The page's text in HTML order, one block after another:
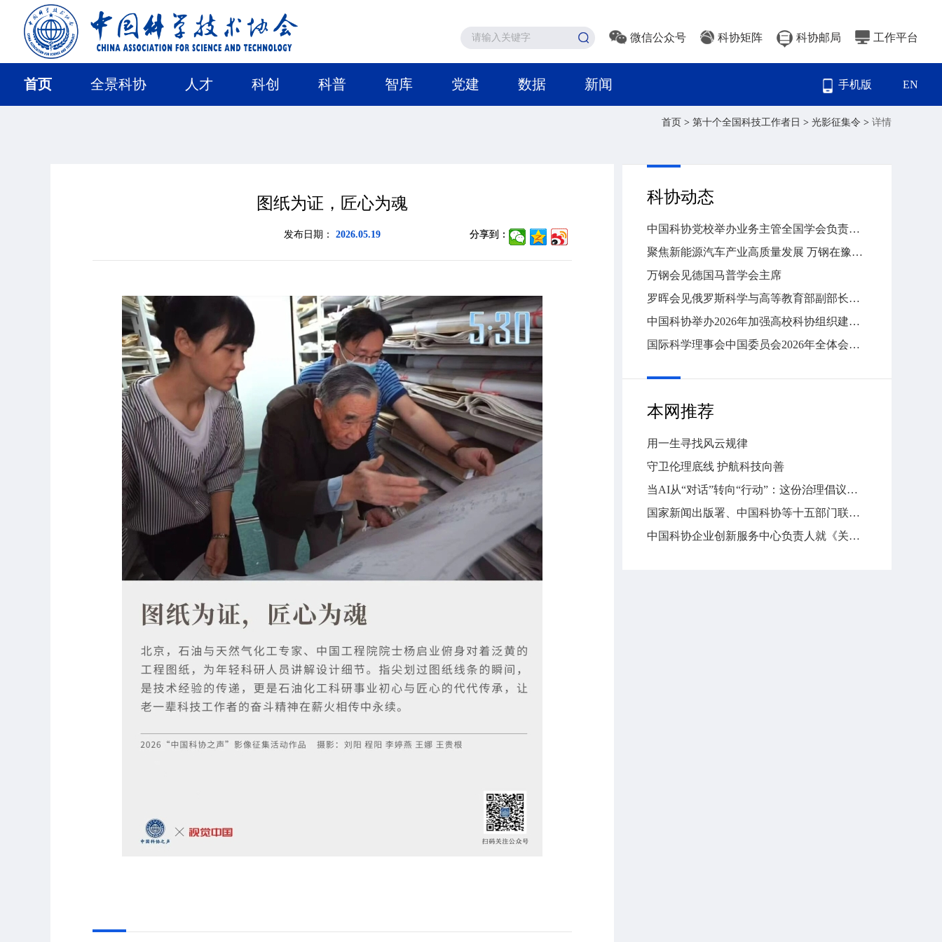
微信公众号 科协矩阵 科协邮局 工作平台
手机版 EN
首页 全景科协 人才 科创 科普 智库 党建 数据 新闻
首页 > 第十个全国科技工作者日 > 光影征集令 > 详情
图纸为证，匠心为魂
发布日期： 2026.05.19 分享到：
科协动态
中国科协党校举办业务主管全国学会负责人专题研讨班
聚焦新能源汽车产业高质量发展 万钢在豫作专题报告
万钢会见德国马普学会主席
罗晖会见俄罗斯科学与高等教育部副部长康斯坦丁·伊里奇·莫吉列夫斯基
中国科协举办2026年加强高校科协组织建设工作部署交流活动
国际科学理事会中国委员会2026年全体会议召开
本网推荐
用一生寻找风云规律
守卫伦理底线 护航科技向善
当AI从“对话”转向“行动”：这份治理倡议，要守住什么底线？
国家新闻出版署、中国科协等十五部门联合部署首个“全民阅读活动周”
中国科协企业创新服务中心负责人就《关于推进新时代园区（企业）科协工作高质量发展的意见》答问